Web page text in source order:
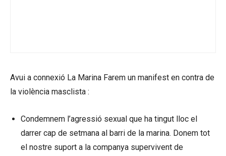
Avui a connexió La Marina Farem un manifest en contra de
la violència masclista :
Condemnem l’agressió sexual que ha tingut lloc el
darrer cap de setmana al barri de la marina. Donem tot
el nostre suport a la companya supervivent de